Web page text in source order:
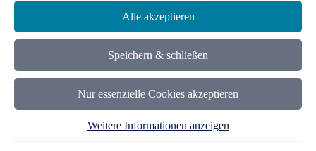
Alle akzeptieren
Speichern & schließen
Nur essenzielle Cookies akzeptieren
Weitere Informationen anzeigen